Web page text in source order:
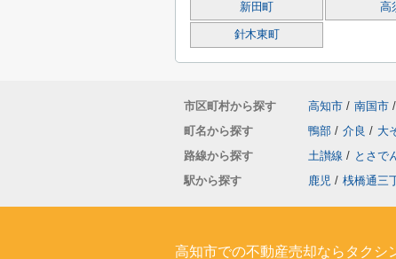
新田町 高
針木東町
市区町村から探す 高知市 / 南国市 /
町名から探す
鴨部 / 介良 / 大
路線から探す
土讃線 / とさで
駅から探す
鹿児 / 桟橋通三
高知市での不動産売却ならタクシ